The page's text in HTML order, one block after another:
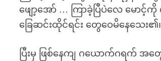
ဖျော့အော် … ကြာခဲ့ပြီပဲလေ မောင့်ကို
ခြေဆင်းထိုင်ရင်း တွေဝေမိနေသေး၏
ပြီးမှ ဖြစ်နေကျ ဂယောက်ဂရက်